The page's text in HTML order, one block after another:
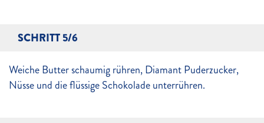
SCHRITT 5/6
Weiche Butter schaumig rühren, Diamant Puderzucker,
Nüsse und die flüssige Schokolade unterrühren.